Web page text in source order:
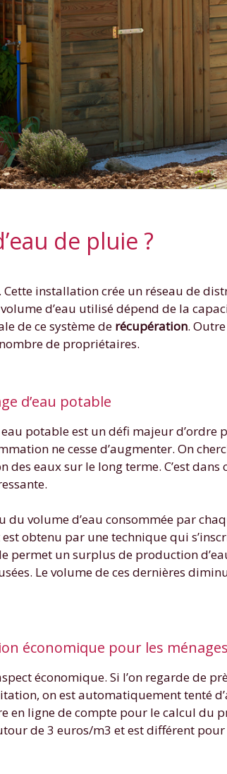
de pluie ?
Cette installation crée un réseau de
d’eau utilisé dépend de la
de ce système de récupération.
de propriétaires.
d’eau potable
potable est un défi majeur d’ordre
ne cesse d’augmenter. On
eaux sur le long terme. C’est
volume d’eau consommée par
obtenu par une technique qui
permet un surplus de production
Le volume de ces dernières
économique pour les ménages
économique. Si l’on regarde de
on est automatiquement tenté
en ligne de compte pour le calcul du
de 3 euros/m3 et est différent